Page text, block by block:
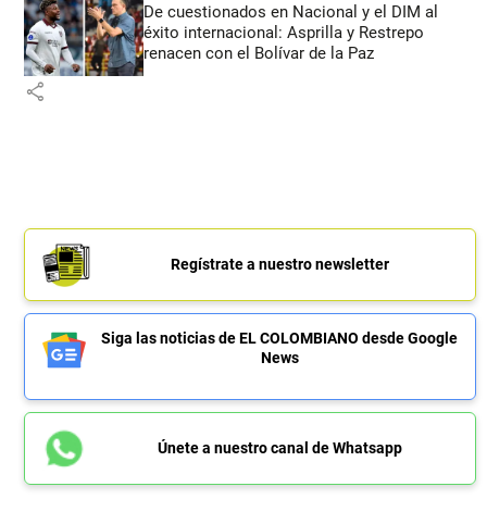
De cuestionados en Nacional y el DIM al
éxito internacional: Asprilla y Restrepo
renacen con el Bolívar de la Paz
share
Regístrate a nuestro newsletter
Siga las noticias de EL COLOMBIANO desde Google
News
Únete a nuestro canal de Whatsapp